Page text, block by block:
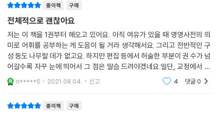
종이책 구매
전체적으로 괜찮아요
저는 이 책을 1권부터 해오고 있어요. 아직 여유가 있을 때 영영사전의 의
미로 어휘를 공부하는 게 도음이 될 거라 생각해서요. 그리고 전반적인 구
성 등도 나무랄 데가 없고요. 하지만 편집 등에서 허술한 부분이 권 수가 넘
어갈수록 자꾸 눈에 띄어서 그 점은 말슴 드려야겠네요.일단, 교정에서 오
류가 눈에 띕니다. 사람이 하는 거라서 당연히 실수가 있을 수 있지요. 하지
만 아이들이
n*****5 2021.08.04. 신고 4 댓글0
종이책 구매